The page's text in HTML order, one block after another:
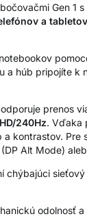
Gen 1
a
a húb pripojíte k
prenos
240Hz. Vďaka
kontrastov.
Alt Mode)
chýbajúci
odolnosť a